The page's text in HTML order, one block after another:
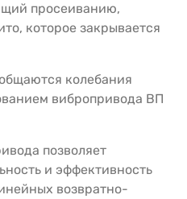
просеиванию,
которое закрывается
колебания
вибропривода ВП
позволяет
и эффективность
возвратно-